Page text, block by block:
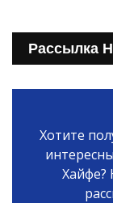
Рассылка
Хотите
Хайфе?